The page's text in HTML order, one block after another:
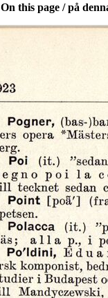
On this page / på